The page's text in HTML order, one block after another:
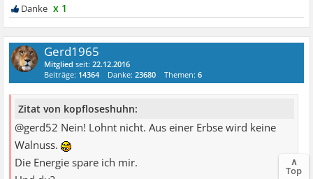
x 1
Gerd1965
Mitglied seit:22.12.2016
Beiträge: 14364 Danke:23680 Themen:6
Zitat von kopfloseshuhn:
@gerd52 Nein! Lohnt nicht. Aus einer Erbse wird keine
Walnuss.
Die Energie spare ich mir.
∧
Top